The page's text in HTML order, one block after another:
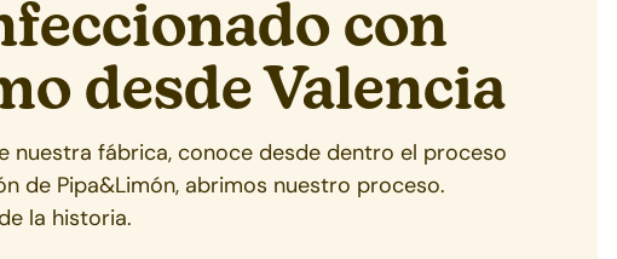
con
desde Valencia
nuestra fábrica, conoce desde dentro el proceso
de Pipa&Limón, abrimos nuestro proceso.
la historia.